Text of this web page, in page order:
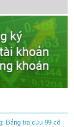
Bảng tra cứu 99 cổ